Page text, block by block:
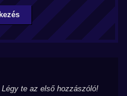
te az első hozzászóló!